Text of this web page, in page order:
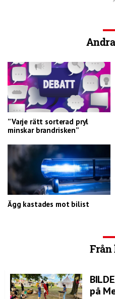
”Varje rätt sorterad pryl
minskar brandrisken”
Ägg kastades mot bilist
Från
på